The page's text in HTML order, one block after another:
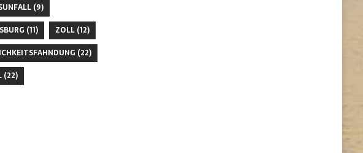
(9)
(11) ZOLL(12)
(22)
(22)